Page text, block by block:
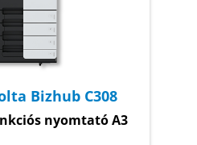
Bizhub C308
nyomtató A3